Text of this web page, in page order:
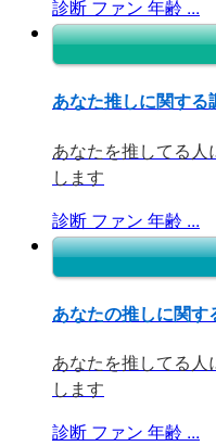
診断 ファン 年齢 ...
あなた推しに関する
あなたを推してる
します
診断 ファン 年齢 ...
あなたの推しに関す
あなたを推してる
します
診断 ファン 年齢 ...